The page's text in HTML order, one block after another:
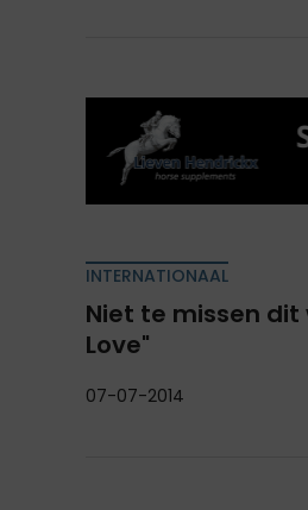
INTERNATIONAAL
Niet te missen dit
Love"
07-07-2014